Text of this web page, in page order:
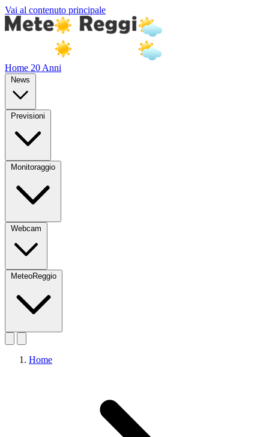
Vai al contenuto principale
Home 20 Anni
News
Previsioni
Monitoraggio
Webcam
MeteoReggio
Home